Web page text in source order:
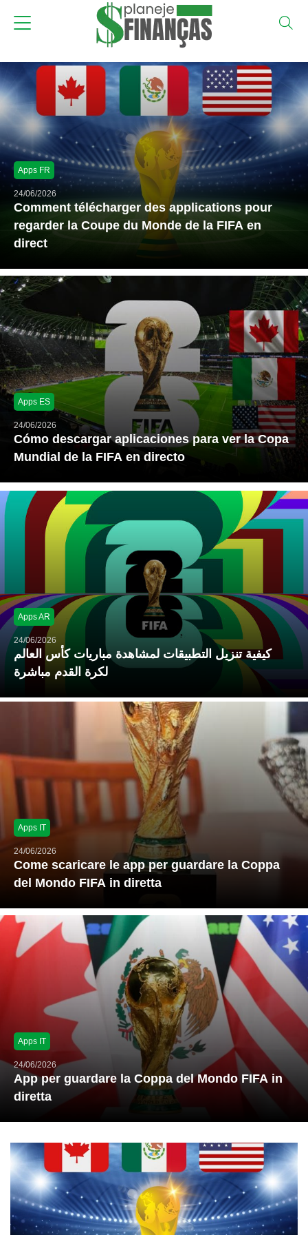
Apps FR
24/06/2026
Comment télécharger des applications pour
regarder la Coupe du Monde de la FIFA en
direct
Apps ES
24/06/2026
Cómo descargar aplicaciones para ver la Copa
Mundial de la FIFA en directo
Apps AR
24/06/2026
كيفية تنزيل التطبيقات لمشاهدة مباريات كأس العالم
لكرة القدم مباشرة
Apps IT
24/06/2026
Come scaricare le app per guardare la Coppa
del Mondo FIFA in diretta
Apps IT
24/06/2026
App per guardare la Coppa del Mondo FIFA in
diretta